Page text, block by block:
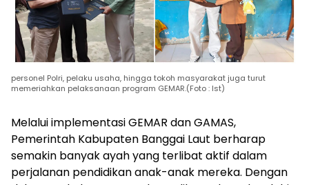
personel Polri, pelaku usaha, hingga tokoh masyarakat juga turut
memeriahkan pelaksanaan program GEMAR.(Foto : Ist)
Melalui implementasi GEMAR dan GAMAS,
Pemerintah Kabupaten Banggai Laut berharap
semakin banyak ayah yang terlibat aktif dalam
perjalanan pendidikan anak-anak mereka. Dengan